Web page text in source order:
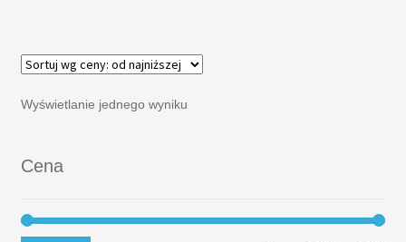
Wyświetlanie jednego wyniku
Cena